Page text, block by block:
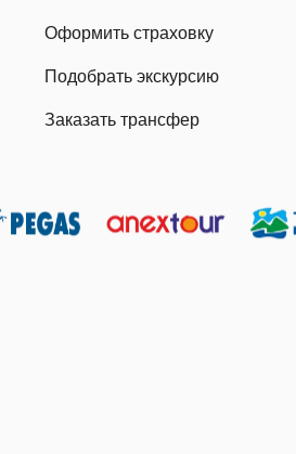
Оформить страховку
Подобрать экскурсию
Заказать трансфер